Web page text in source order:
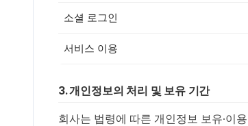
소셜 로그인
서비스 이용
3. 개인정보의 처리 및 보유 기간
회사는 법령에 따른 개인정보 보유·이